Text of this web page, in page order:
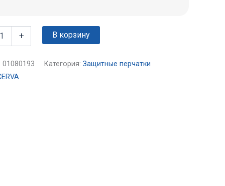
+ В корзину
01080193 Категория: Защитные перчатки